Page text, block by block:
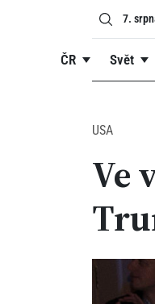
7.
ČR Svět
USA
Ve